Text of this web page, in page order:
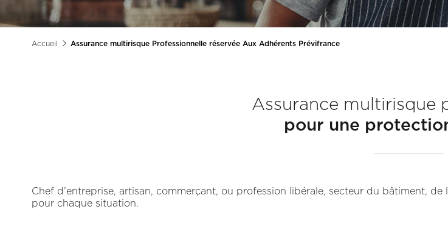
Fil
Accueil Assurance multirisque Professionnelle réservée Aux Adhérents Prévifrance
Assurance multirisque
pour une
Chef d’entreprise, artisan, commerçant, ou profession libérale, secteur du bâtiment,
pour chaque situation.